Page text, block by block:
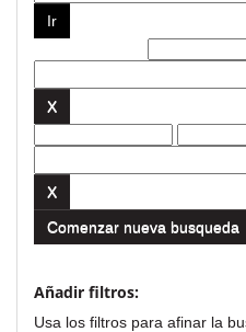
Comenzar nueva busqueda
Añadir filtros:
Usa los filtros para afinar la